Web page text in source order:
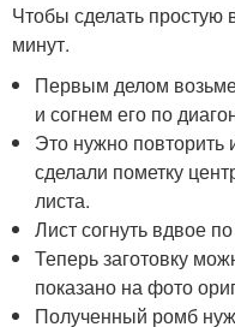
Чтобы сделать простую
минут.
Первым делом
и согнем его по
Это нужно повторить
сделали пометку
листа.
Лист согнуть вдвое
Теперь заготовку
показано на фото
Полученный ромб